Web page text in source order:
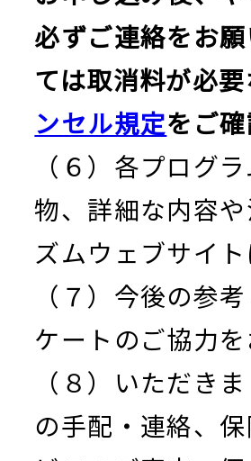
必ずご連絡をお
ては取消料が必
ンセル規定をご
（６）各プログ
物、詳細な内容
ズムウェブサイ
（７）今後の参
ケートのご協力
（８）いただき
の手配・連絡、